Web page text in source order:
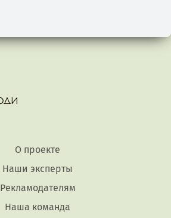
О проекте
Наши эксперты
Рекламодателям
Наша команда